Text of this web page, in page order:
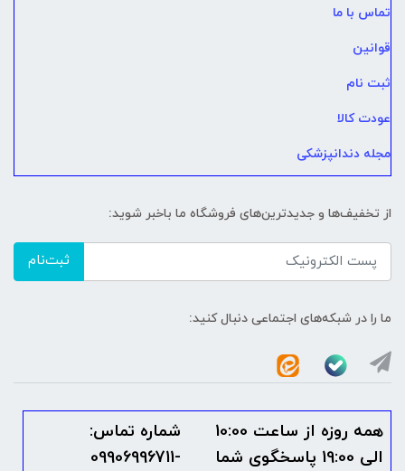
تماس با ما
قوانین
ثبت نام
عودت کالا
مجله دندانپزشکی
از تخفیف‌ها و جدیدترین‌های فروشگاه ما باخبر شوید:
ثبت‌نام
ما را در شبکه‌های اجتماعی دنبال کنید:
همه روزه از ساعت 10:00
الی 19:00 پاسخگوی شما
شماره تماس:
09906996711-